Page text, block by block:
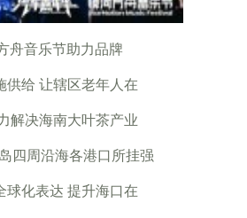
舟音乐节助力品牌
供给 让辖区老年人在
解决海南大叶茶产业
四周沿海各港口所挂强
球化表达 提升海口在